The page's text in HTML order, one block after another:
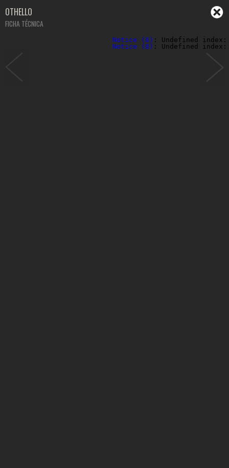
OTHELLO
FICHA TÉCNICA
Notice (8) : Undefined
Notice (8) : Undefined